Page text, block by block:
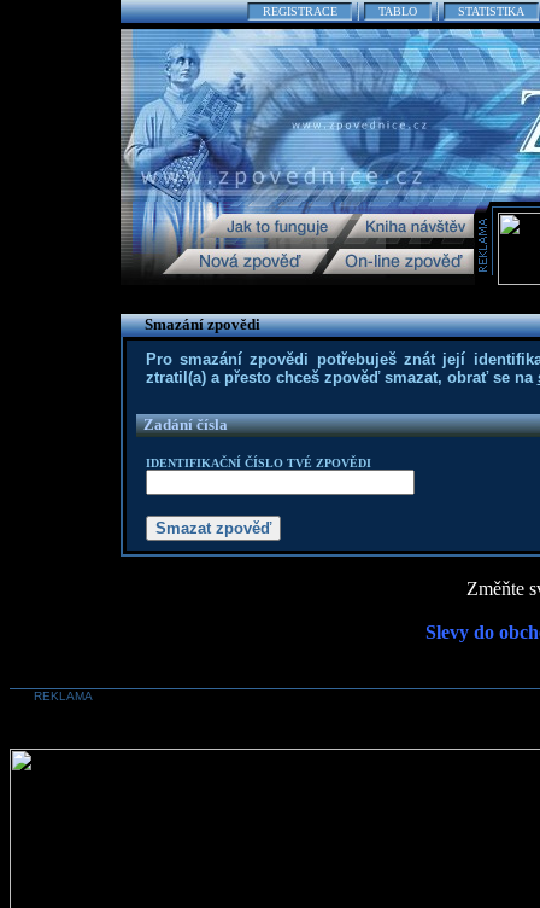
REGISTRACE TABLO STATISTIKA
Smazání zpovědi
Pro smazání zpovědi potřebuješ znát její
ztratil(a) a přesto chceš zpověď smazat, obrať se na
Zadání čísla
IDENTIFIKAČNÍ ČÍSLO TVÉ ZPOVĚDI
Změňte
Slevy do
REKLAMA